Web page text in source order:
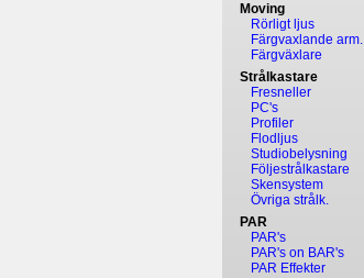
Moving
Rörligt ljus
Färgvaxlande arm.
Färgväxlare
Strålkastare
Fresneller
PC's
Profiler
Flodljus
Studiobelysning
Följestrålkastare
Skensystem
Övriga strålk.
PAR
PAR's
PAR's on BAR's
PAR Effekter